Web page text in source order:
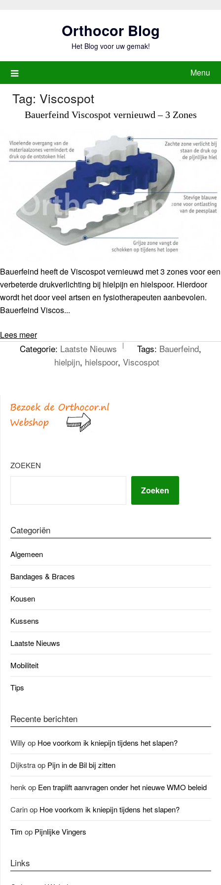
Orthocor Blog
Het Blog voor uw gemak!
Menu
Tag: Viscospot
Bauerfeind Viscospot vernieuwd – 3 Zones
Bauerfeind heeft de Viscospot vernieuwd met 3 zones voor een
verbeterde drukverlichting bij hielpijn en hielspoor. Hierdoor
wordt het door veel artsen en fysiotherapeuten aanbevolen.
Bauerfeind Viscos...
Lees meer
Categorie: Laatste Nieuws Tags: Bauerfeind,
hielpijn, hielspoor, Viscospot
ZOEKEN
Zoeken
Categoriën
Algemeen
Bandages & Braces
Kousen
Kussens
Laatste Nieuws
Mobiliteit
Tips
Recente berichten
Willy op Hoe voorkom ik kniepijn tijdens het slapen?
Dijkstraop Pijn in de Bil bij zitten
henk op Een traplift aanvragen onder het nieuwe WMO beleid
Carinop Hoe voorkom ik kniepijn tijdens het slapen?
Tim op Pijnlijke Vingers
Links